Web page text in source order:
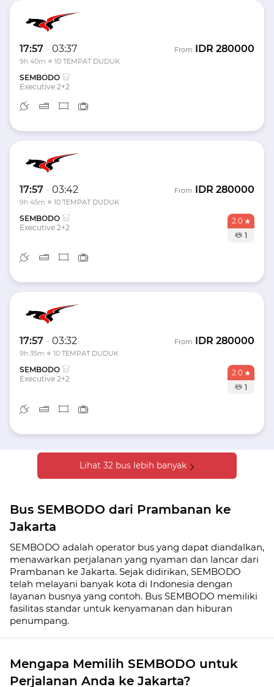
17:57 - 03:37
9h 40m 10 TEMPAT DUDUK
From IDR 280000
SEMBODO
Executive 2+2
17:57 - 03:42
9h 45m 10 TEMPAT DUDUK
From IDR 280000
SEMBODO
Executive 2+2
2.0
1
17:57 - 03:32
9h 35m 10 TEMPAT DUDUK
From IDR 280000
SEMBODO
Executive 2+2
2.0
1
Lihat 32 bus lebih banyak
Bus SEMBODO dari Prambanan ke
Jakarta
SEMBODO adalah operator bus yang dapat diandalkan,
menawarkan perjalanan yang nyaman dan lancar dari
Prambanan ke Jakarta. Sejak didirikan, SEMBODO
telah melayani banyak kota di Indonesia dengan
layanan busnya yang contoh. Bus SEMBODO memiliki
fasilitas standar untuk kenyamanan dan hiburan
penumpang.
Mengapa Memilih SEMBODO untuk
Perjalanan Anda ke Jakarta?